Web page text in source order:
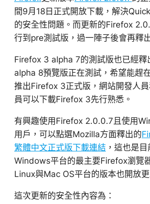
間9月18日正式開放下載，解決
的安全性問題。而更新的Firefox
行到pre測試版，過一陣子後會再釋
Firefox 3 alpha 7的測試版也已經
alpha 8預覽版正在測試，希望能趕
推出Firefox 3正式版，網站開發人
員可以下載Firefox 3先行熟悉。
有興趣使用Firefox 2.0.0.7且使用
用戶，可以點選Mozilla方面釋出的
繁體中文正式版下載連結，這也是
Windows平台的最主要Firefox瀏覽
Linux與Mac OS平台的版本也開放更
這次更新的安全性內容為：